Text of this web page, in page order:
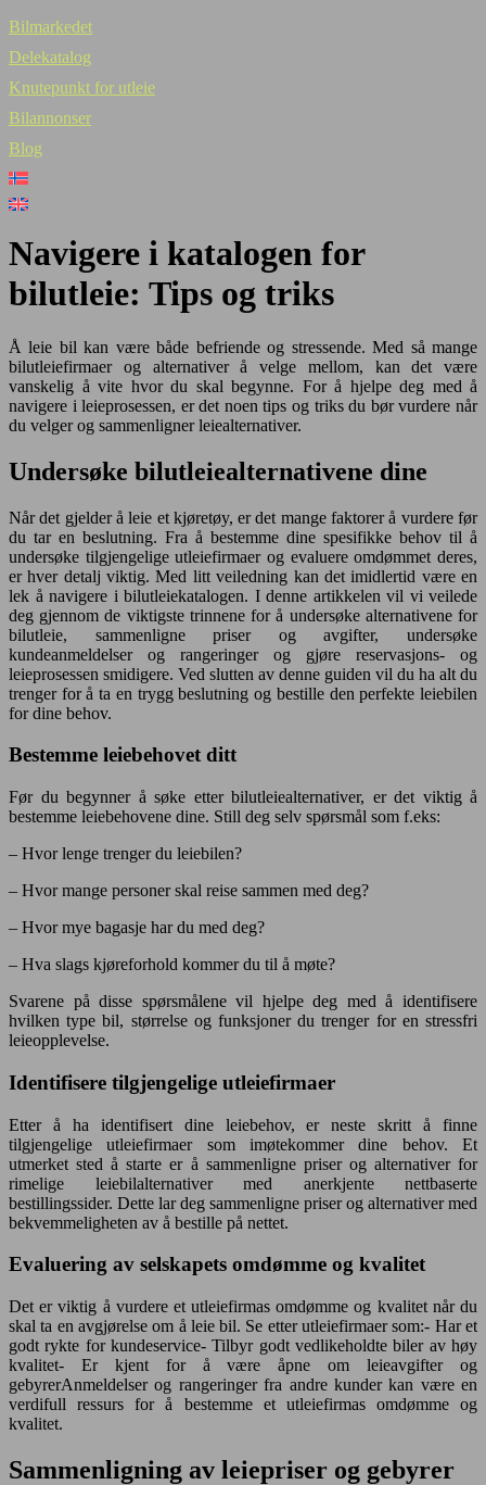
Bilmarkedet
Delekatalog
Knutepunkt for utleie
Bilannonser
Blog
Navigere i katalogen for
bilutleie: Tips og triks
Å leie bil kan være både befriende og stressende. Med så mange
bilutleiefirmaer og alternativer å velge mellom, kan det være
vanskelig å vite hvor du skal begynne. For å hjelpe deg med å
navigere i leieprosessen, er det noen tips og triks du bør vurdere når
du velger og sammenligner leiealternativer.
Undersøke bilutleiealternativene dine
Når det gjelder å leie et kjøretøy, er det mange faktorer å vurdere før
du tar en beslutning. Fra å bestemme dine spesifikke behov til å
undersøke tilgjengelige utleiefirmaer og evaluere omdømmet deres,
er hver detalj viktig. Med litt veiledning kan det imidlertid være en
lek å navigere i bilutleiekatalogen. I denne artikkelen vil vi veilede
deg gjennom de viktigste trinnene for å undersøke alternativene for
bilutleie, sammenligne priser og avgifter, undersøke
kundeanmeldelser og rangeringer og gjøre reservasjons- og
leieprosessen smidigere. Ved slutten av denne guiden vil du ha alt du
trenger for å ta en trygg beslutning og bestille den perfekte leiebilen
for dine behov.
Bestemme leiebehovet ditt
Før du begynner å søke etter bilutleiealternativer, er det viktig å
bestemme leiebehovene dine. Still deg selv spørsmål som f.eks:
– Hvor lenge trenger du leiebilen?
– Hvor mange personer skal reise sammen med deg?
– Hvor mye bagasje har du med deg?
– Hva slags kjøreforhold kommer du til å møte?
Svarene på disse spørsmålene vil hjelpe deg med å identifisere
hvilken type bil, størrelse og funksjoner du trenger for en stressfri
leieopplevelse.
Identifisere tilgjengelige utleiefirmaer
Etter å ha identifisert dine leiebehov, er neste skritt å finne
tilgjengelige utleiefirmaer som imøtekommer dine behov. Et
utmerket sted å starte er å sammenligne priser og alternativer for
rimelige leiebilalternativer med anerkjente nettbaserte
bestillingssider. Dette lar deg sammenligne priser og alternativer med
bekvemmeligheten av å bestille på nettet.
Evaluering av selskapets omdømme og kvalitet
Det er viktig å vurdere et utleiefirmas omdømme og kvalitet når du
skal ta en avgjørelse om å leie bil. Se etter utleiefirmaer som:- Har et
godt rykte for kundeservice- Tilbyr godt vedlikeholdte biler av høy
kvalitet- Er kjent for å være åpne om leieavgifter og
gebyrerAnmeldelser og rangeringer fra andre kunder kan være en
verdifull ressurs for å bestemme et utleiefirmas omdømme og
kvalitet.
Sammenligning av leiepriser og gebyrer